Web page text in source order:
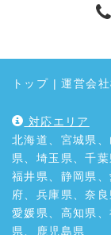
トップ |運営会
対応エリア
北海道、宮城県
県、埼玉県、千
福井県、静岡県
府、兵庫県、奈
愛媛県、高知県
県、鹿児島県